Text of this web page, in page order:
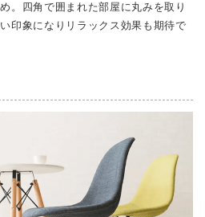
。四角で囲まれた部屋に丸みを取り
印象になりリラックス効果も期待で